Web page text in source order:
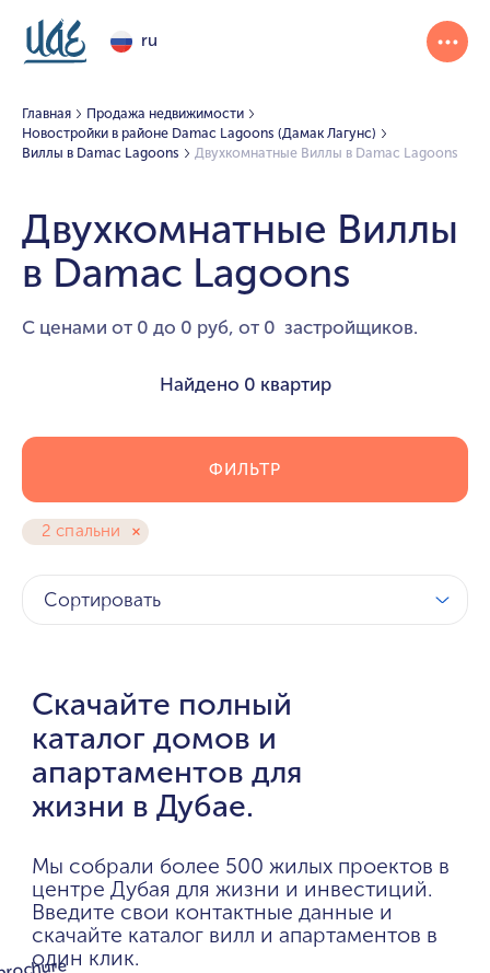
ru
Главная
Продажа недвижимости
Новостройки в районе Damac Lagoons (Дамак Лагунс)
Виллы в Damac Lagoons
Двухкомнатные Виллы в Damac Lagoons
Двухкомнатные Виллы
в Damac Lagoons
С ценами от 0 до 0 руб, от 0 застройщиков.
Найдено 0 квартир
2 спальни
ФИЛЬТР
Сортировать
Скачайте полный
каталог домов и
апартаментов для
жизни в Дубае.
Мы собрали более 500 жилых проектов в
центре Дубая для жизни и инвестиций.
Введите свои контактные данные и
скачайте каталог вилл и апартаментов в
один клик.